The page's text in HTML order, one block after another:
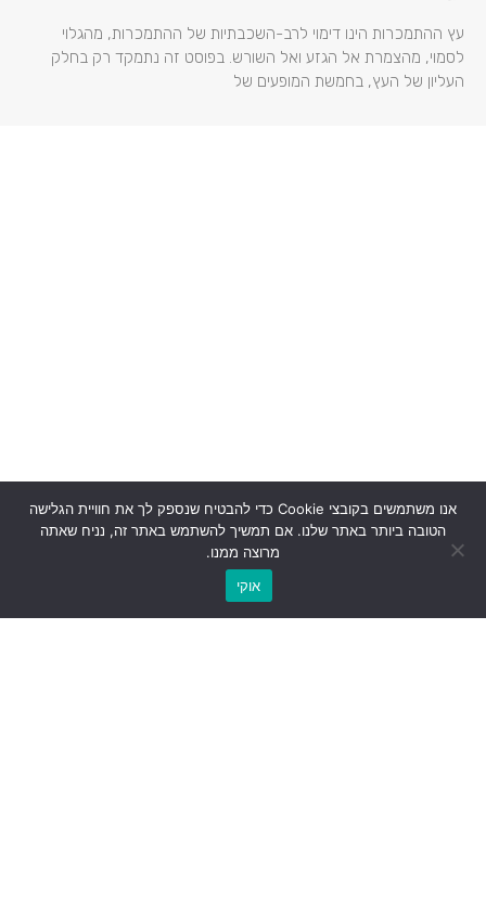
עץ ההתמכרות הינו דימוי לרב-השכבתיות של ההתמכרות, מהגלוי
לסמוי, מהצמרת אל הגזע ואל השורש. בפוסט זה נתמקד רק בחלק
העליון של העץ, בחמשת המופעים של
אנו משתמשים בקובצי Cookie כדי להבטיח שנספק לך את חוויית הגלישה
הטובה ביותר באתר שלנו. אם תמשיך להשתמש באתר זה, נניח שאתה
מרוצה ממנו.
אוקי